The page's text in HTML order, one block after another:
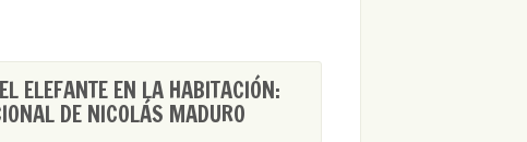
ELEFANTE EN LA HABITACIÓN:
DE NICOLÁS MADURO